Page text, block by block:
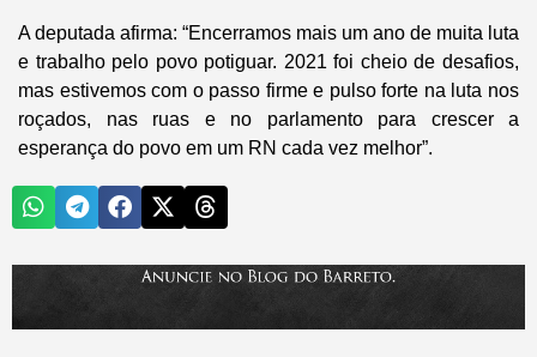
A deputada afirma: “Encerramos mais um ano de muita luta
e trabalho pelo povo potiguar. 2021 foi cheio de desafios,
mas estivemos com o passo firme e pulso forte na luta nos
roçados, nas ruas e no parlamento para crescer a
esperança do povo em um RN cada vez melhor”.